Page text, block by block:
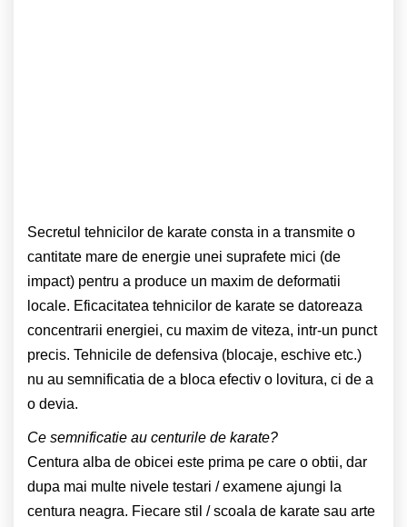
Secretul tehnicilor de karate consta in a transmite o
cantitate mare de energie unei suprafete mici (de
impact) pentru a produce un maxim de deformatii
locale. Eficacitatea tehnicilor de karate se datoreaza
concentrarii energiei, cu maxim de viteza, intr-un punct
precis. Tehnicile de defensiva (blocaje, eschive etc.)
nu au semnificatia de a bloca efectiv o lovitura, ci de a
o devia.
Ce semnificatie au centurile de karate?
Centura alba de obicei este prima pe care o obtii, dar
dupa mai multe nivele testari / examene ajungi la
centura neagra. Fiecare stil / scoala de karate sau arte